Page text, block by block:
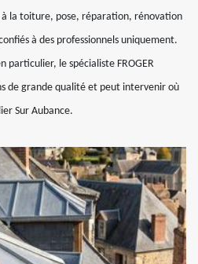
la toiture, pose, réparation, rénovation
à des professionnels uniquement.
particulier, le spécialiste FROGER
de grande qualité et peut intervenir où
Sur Aubance.